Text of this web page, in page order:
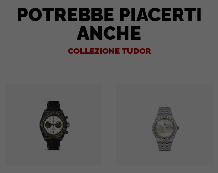
POTREBBE PIACERTI
ANCHE
COLLEZIONE TUDOR